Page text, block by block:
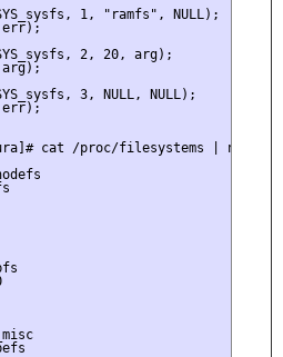
1, "ramfs", NULL);
2, 20, arg);
3, NULL, NULL);
cat /proc/filesystems | nl